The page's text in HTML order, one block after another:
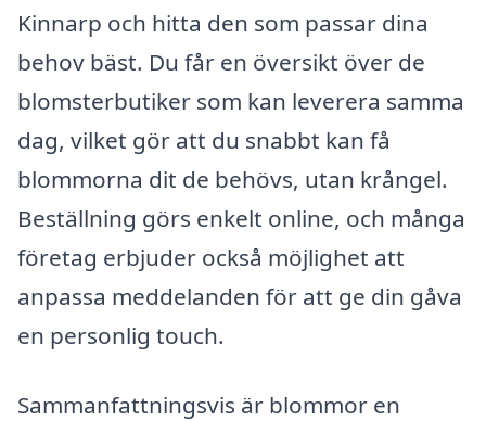
Kinnarp och hitta den som passar dina
behov bäst. Du får en översikt över de
blomsterbutiker som kan leverera samma
dag, vilket gör att du snabbt kan få
blommorna dit de behövs, utan krångel.
Beställning görs enkelt online, och många
företag erbjuder också möjlighet att
anpassa meddelanden för att ge din gåva
en personlig touch.
Sammanfattningsvis är blommor en